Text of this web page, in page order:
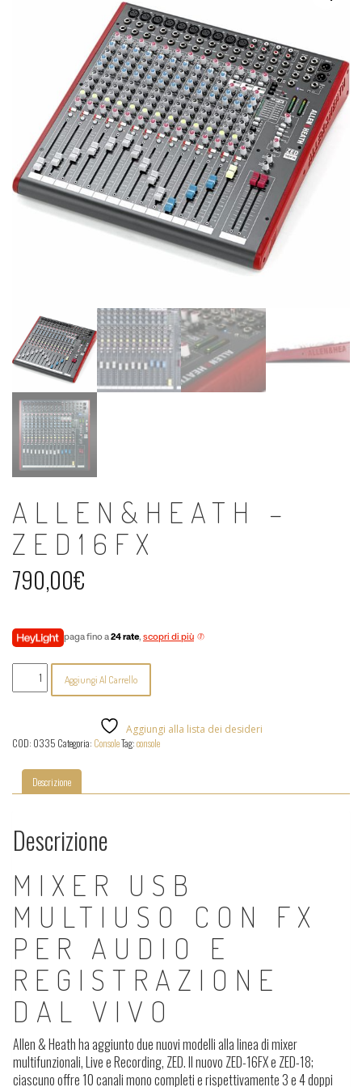
ALLEN&HEATH –
ZED16FX
790,00€
paga fino a24 rate, scopri di più
Allen&Heath
ZED16FX
Aggiungi Al Carrello
Aggiungi alla lista dei desideri
COD: 0335 Categoria: ConsoleTag:console
Descrizione
Descrizione
MIXER USB
MULTIUSO CON FX
PER AUDIO E
REGISTRAZIONE
DAL VIVO
Allen & Heath ha aggiunto due nuovi modelli alla linea di mixer
multifunzionali, Live e Recording, ZED. Il nuovo ZED-16FX e ZED-18;
ciascuno offre 10 canali mono completi e rispettivamente 3 e 4 doppi